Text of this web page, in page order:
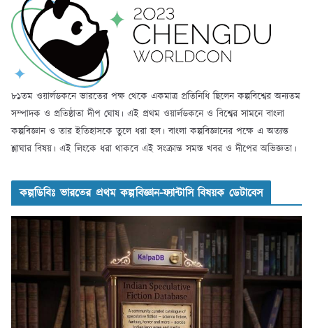
৮১তম ওয়ার্লডকনে ভারতের পক্ষ থেকে একমাত্র প্রতিনিধি ছিলেন কল্পবিশ্বের অন্যতম
সম্পাদক ও প্রতিষ্ঠাতা দীপ ঘোষ। এই প্রথম ওয়ার্লডকনে ও বিশ্বের সামনে বাংলা
কল্পবিজ্ঞান ও তার ইতিহাসকে তুলে ধরা হল। বাংলা কল্পবিজ্ঞানের পক্ষে এ অত্যন্ত
শ্লাঘার বিষয়। এই লিংকে ধরা থাকবে এই সংক্রান্ত সমস্ত খবর ও দীপের অভিজ্ঞতা।
কল্পডিবিঃ ভারতের প্রথম কল্পবিজ্ঞান-ফ্যান্টাসি বিষয়ক ডেটাবেস